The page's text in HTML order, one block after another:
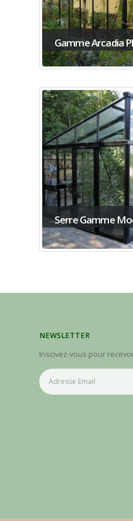
Gamme Arcadia
Serre Gamme
NEWSLETTER
Inscivez-vous pour